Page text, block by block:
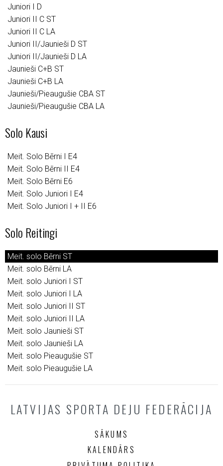
Juniori I D
Juniori II C ST
Juniori II C LA
Juniori II/Jaunieši D ST
Juniori II/Jaunieši D LA
Jaunieši C+B ST
Jaunieši C+B LA
Jaunieši/Pieaugušie CBA ST
Jaunieši/Pieaugušie CBA LA
Solo Kausi
Meit. Solo Bērni I E4
Meit. Solo Bērni II E4
Meit. Solo Bērni E6
Meit. Solo Juniori I E4
Meit. Solo Juniori I + II E6
Solo Reitingi
Meit. solo Bērni ST
Meit. solo Bērni LA
Meit. solo Juniori I ST
Meit. solo Juniori I LA
Meit. solo Juniori II ST
Meit. solo Juniori II LA
Meit. solo Jaunieši ST
Meit. solo Jaunieši LA
Meit. solo Pieaugušie ST
Meit. solo Pieaugušie LA
LATVIJAS SPORTA DEJU FEDERĀCIJA
SĀKUMS
KALENDĀRS